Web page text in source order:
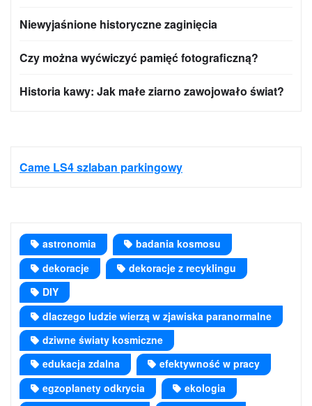
Niewyjaśnione historyczne zaginięcia
Czy można wyćwiczyć pamięć fotograficzną?
Historia kawy: Jak małe ziarno zawojowało świat?
Came LS4 szlaban parkingowy
astronomia
badania kosmosu
dekoracje
dekoracje z recyklingu
DIY
dlaczego ludzie wierzą w zjawiska paranormalne
dziwne światy kosmiczne
edukacja zdalna
efektywność w pracy
egzoplanety odkrycia
ekologia